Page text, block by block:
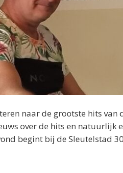
naar de grootste hits van
over de hits en natuurlijk
begint bij de Sleutelstad